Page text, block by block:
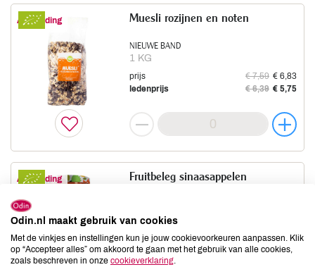
Aanbieding
NIEUWE BAND
1 KG
Muesli rozijnen en noten
prijs € 7,59 € 6,83
ledenprijs
€ 6,39 € 5,75
Aanbieding
260 GR
Fruitbeleg sinaasappelen
prijs € 4,25 € 3,61
ledenprijs
€ 3,59 € 3,05
Odin.nl maakt gebruik van cookies
Met de vinkjes en instellingen kun je jouw cookievoorkeuren aanpassen. Klik
op “Accepteer alles” om akkoord te gaan met het gebruik van alle cookies,
zoals beschreven in onze cookieverklaring.